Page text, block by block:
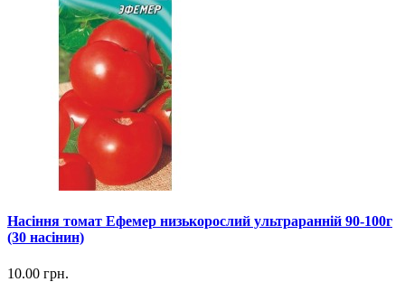
Насіння томат Ефемер низькорослий ультраранній 90-100г
(30 насінин)
10.00 грн.